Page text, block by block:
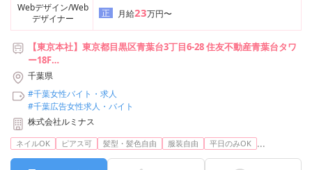
Webデザイン/Web
デザイナー
正 月給23万円〜
【東京本社】東京都目黒区青葉台3丁目6-28 住友不動産青葉台タワ
ー18F
【池袋支社】東京都豊島区池袋2-49-14 恩永メルヴェイユ 201号室
室
【名古屋支社】愛知県名古屋市中村区竹橋町15-16 ジュモール名駅
WEST 8F
【大阪支社】大阪府大阪市北区梅田3-3-20 明治安田生命大阪梅田ビ
ル23階
※上記から希望の勤務地で勤務可能です
千葉県
#千葉女性バイト・求人
#千葉広告女性求人・バイト
株式会社ルミナス
ネイルOK ピアス可 髪型・髪色自由 服装自由 平日のみOK ...